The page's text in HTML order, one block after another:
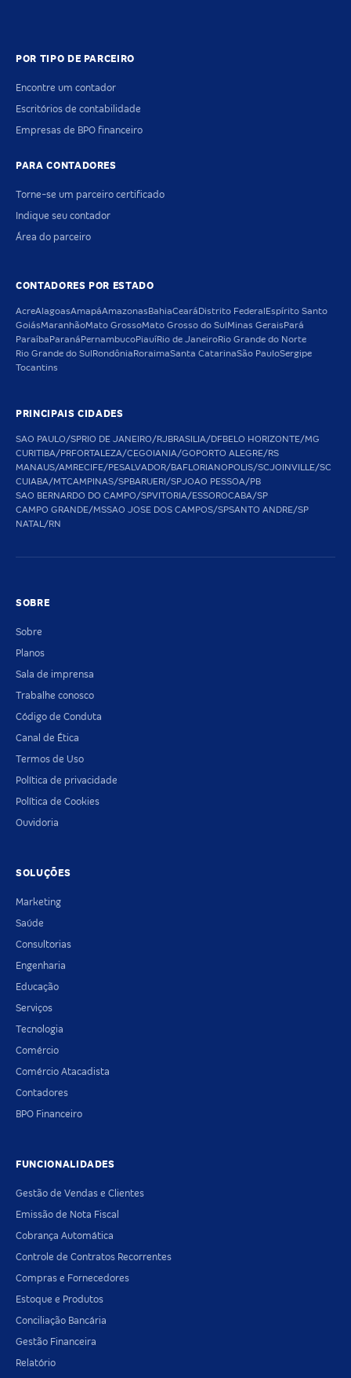
POR TIPO DE PARCEIRO
Encontre um contador
Escritórios de contabilidade
Empresas de BPO financeiro
PARA CONTADORES
Torne-se um parceiro certificado
Indique seu contador
Área do parceiro
CONTADORES POR ESTADO
AcreAlagoasAmapáAmazonas BahiaCeará Distrito Federal Espírito Santo
GoiásMaranhãoMato GrossoMato Grosso do Sul Minas Gerais Pará
Paraíba Paraná PernambucoPiauíRio de JaneiroRio Grande do Norte
Rio Grande do Sul Rondônia RoraimaSanta CatarinaSão PauloSergipe
Tocantins
PRINCIPAIS CIDADES
SAO PAULO/SPRIO DE JANEIRO/RJBRASILIA/DFBELO HORIZONTE/MG
CURITIBA/PRFORTALEZA/CEGOIANIA/GOPORTO ALEGRE/RS
MANAUS/AMRECIFE/PESALVADOR/BAFLORIANOPOLIS/SCJOINVILLE/SC
CUIABA/MTCAMPINAS/SPBARUERI/SPJOAO PESSOA/PB
SAO BERNARDO DO CAMPO/SPVITORIA/ESSOROCABA/SP
CAMPO GRANDE/MSSAO JOSE DOS CAMPOS/SPSANTO ANDRE/SP
NATAL/RN
SOBRE
Sobre
Planos
Sala de imprensa
Trabalhe conosco
Código de Conduta
Canal de Ética
Termos de Uso
Política de privacidade
Política de Cookies
Ouvidoria
SOLUÇÕES
Marketing
Saúde
Consultorias
Engenharia
Educação
Serviços
Tecnologia
Comércio
Comércio Atacadista
Contadores
BPO Financeiro
FUNCIONALIDADES
Gestão de Vendas e Clientes
Emissão de Nota Fiscal
Cobrança Automática
Controle de Contratos Recorrentes
Compras e Fornecedores
Estoque e Produtos
Conciliação Bancária
Gestão Financeira
Relatório